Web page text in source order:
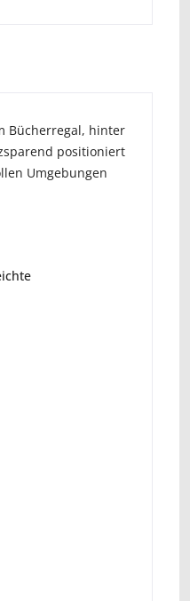
Bücherregal, hinter
positioniert
Umgebungen